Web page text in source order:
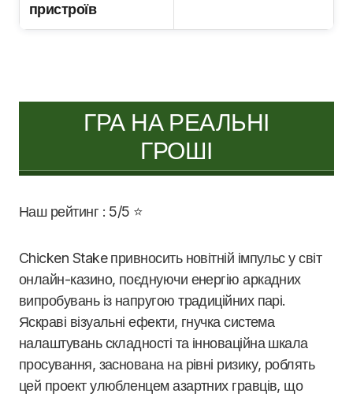
пристроїв
ГРА НА РЕАЛЬНІ
ГРОШІ
Наш рейтинг : 5/5 ⭐
Chicken Stake привносить новітній імпульс у світ
онлайн-казино, поєднуючи енергію аркадних
випробувань із напругою традиційних парі.
Яскраві візуальні ефекти, гнучка система
налаштувань складності та інноваційна шкала
просування, заснована на рівні ризику, роблять
цей проект улюбленцем азартних гравців, що